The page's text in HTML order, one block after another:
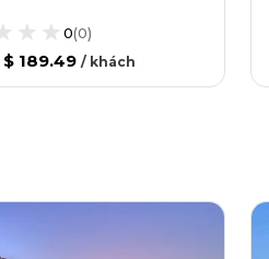
0(0)
$ 189.49 / khách